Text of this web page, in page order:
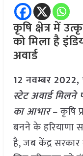
कृषि क्षेत्र में
को मिला है
अवार्ड
12 नवम्बर
स्टेट अवार्ड मिलने
का आभार– कृषि
बनने के हरियाणा
है, जब केंद्र सरकार